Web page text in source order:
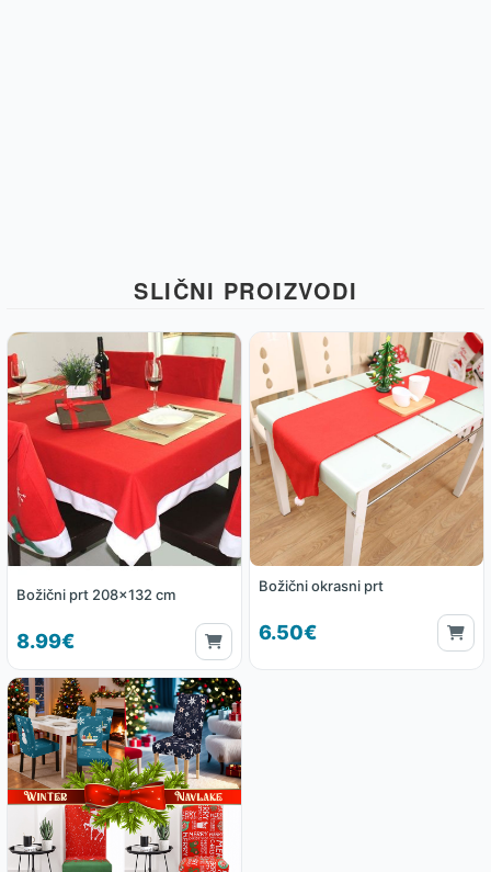
SLIČNI PROIZVODI
Božični prt 208x132 cm
8.99€
Božični okrasni prt
6.50€